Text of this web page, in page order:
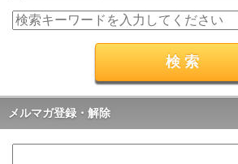
メルマガ登録・解除